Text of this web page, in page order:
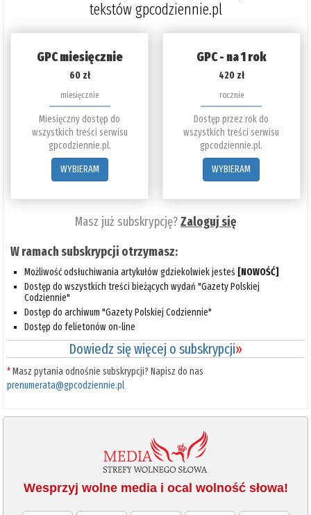
tekstów gpcodziennie.pl
GPC miesięcznie
60 zł
miesięcznie
Miesięczny dostęp do
wszystkich treści serwisu
gpcodziennie.pl.
WYBIERAM
GPC - na 1 rok
420 zł
rocznie
Dostęp przez rok do
wszystkich treści serwisu
gpcodziennie.pl.
WYBIERAM
Masz już subskrypcję?Zaloguj się
W ramach subskrypcji otrzymasz:
Możliwość odsłuchiwania artykułów gdziekolwiek jesteś [NOWOŚĆ]
Dostęp do wszystkich treści bieżących wydań "Gazety Polskiej
Codziennie"
Dostęp do archiwum "Gazety Polskiej Codziennie"
Dostęp do felietonów on-line
Dowiedz się więcej o subskrypcji»
*Masz pytania odnośnie subskrypcji? Napisz do nas
prenumerata@gpcodziennie.pl
Wesprzyj wolne media i ocal wolność słowa!